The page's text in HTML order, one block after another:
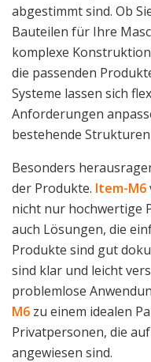
abgestimmt sind. Ob
Bauteilen für Ihre
komplexe
die passenden
Systeme lassen sich
Anforderungen
bestehende
Besonders
der Produkte. Item-M6
nicht nur hochwertige
auch Lösungen, die
Produkte sind gut
sind klar und leicht
problemlose
M6 zu einem idealen
Privatpersonen, die
angewiesen sind.